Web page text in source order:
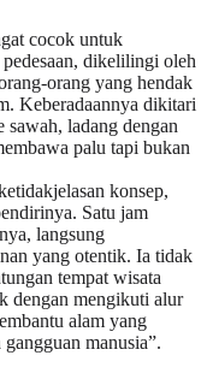
cocok untuk
dikelilingi oleh
orang yang hendak
Keberadaannya dikitari
ladang dengan
palu tapi bukan
konsep,
Satu jam
langsung
yang otentik. Ia tidak
tempat wisata
dengan mengikuti alur
alam yang
manusia”.